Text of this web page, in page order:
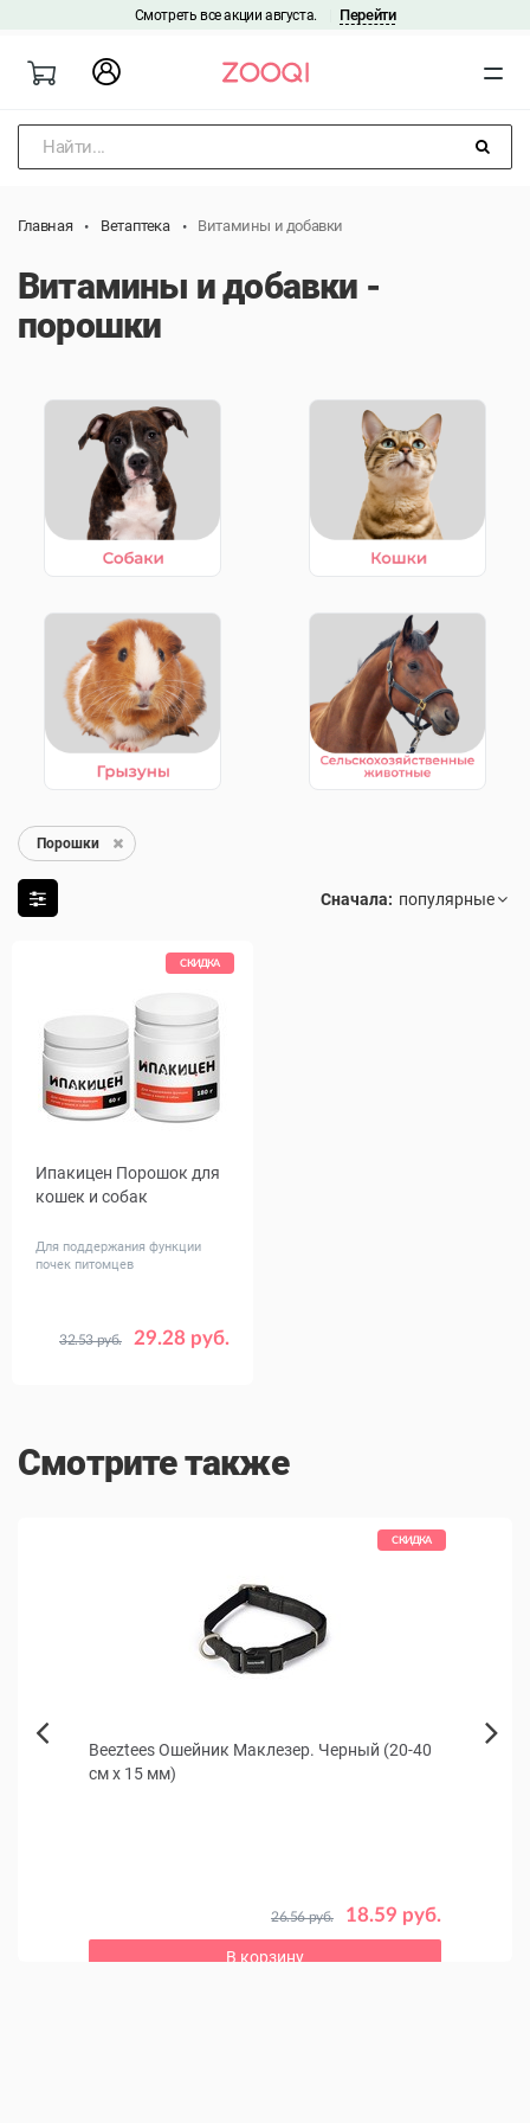
Смотреть все акции августа. Перейти
Найти...
Главная Ветаптека Витамины и добавки
Витамины и добавки -
порошки
Порошки
Сначала:
СКИДКА
Ипакицен Порошок для
кошек и собак
Для поддержания функции
почек питомцев
29.28 руб.
32.53 руб.
Объем,
60 180
Смотрите также
СКИДКА
Beeztees Ошейник Маклезер. Черный (20-40
см х 15 мм)
18.59 руб.
26.56 руб.
В корзину